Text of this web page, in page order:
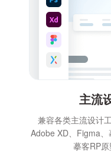
主流
兼容各类主流设计
Adobe XD、Figma、
摹客RP原